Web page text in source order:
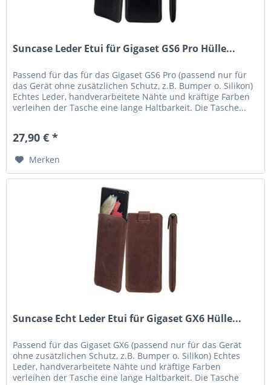
Suncase Leder Etui für Gigaset GS6 Pro Hülle...
Passend für das für das Gigaset GS6 Pro (passend nur für
das Gerät ohne zusätzlichen Schutz, z.B. Bumper o. Silikon)
Echtes Leder, handverarbeitete Nähte und kräftige Farben
verleihen der Tasche eine lange Haltbarkeit. Die Tasche...
27,90 € *
Merken
Suncase Echt Leder Etui für Gigaset GX6 Hülle...
Passend für das Gigaset GX6 (passend nur für das Gerät
ohne zusätzlichen Schutz, z.B. Bumper o. Silikon) Echtes
Leder, handverarbeitete Nähte und kräftige Farben
verleihen der Tasche eine lange Haltbarkeit. Die Tasche